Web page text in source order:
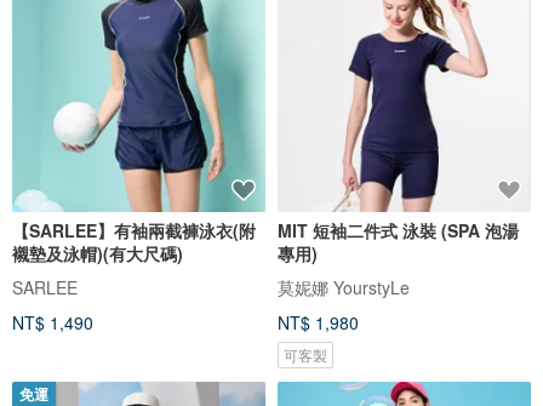
【SARLEE】有袖兩截褲泳衣(附
襯墊及泳帽)(有大尺碼)
SARLEE
NT$ 1,490
MIT 短袖二件式 泳裝 (SPA 泡湯
專用)
莫妮娜 YourstyLe
NT$ 1,980
可客製
免運